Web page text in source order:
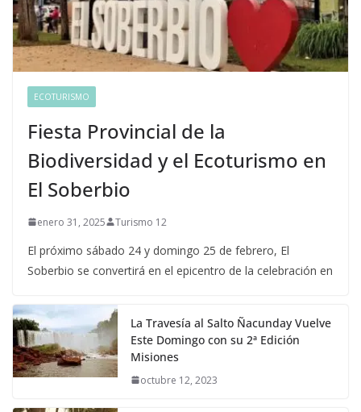
ECOTURISMO
Fiesta Provincial de la
Biodiversidad y el Ecoturismo en
El Soberbio
enero 31, 2025 Turismo 12
El próximo sábado 24 y domingo 25 de febrero, El
Soberbio se convertirá en el epicentro de la celebración en
La Travesía al Salto Ñacunday Vuelve
Este Domingo con su 2ª Edición
Misiones
octubre 12, 2023